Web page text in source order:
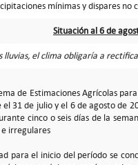
mínimas y dispares
Situación al 6 de
lluvias, el clima obligaría a
de Estimaciones Agrícolas
31 de julio y el 6 de agosto de
cinco o seis días de la
irregulares
para el inicio del período se